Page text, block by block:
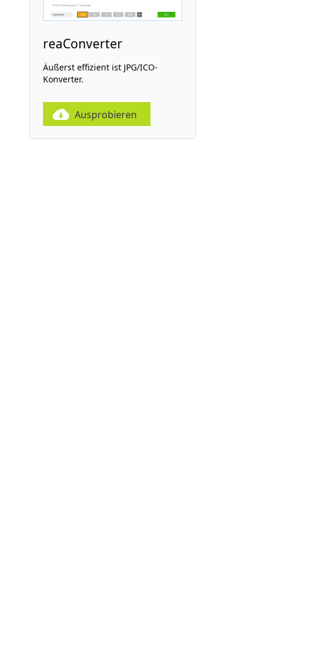
reaConverter
Äußerst effizient ist JPG/ICO-
Konverter.
Ausprobieren